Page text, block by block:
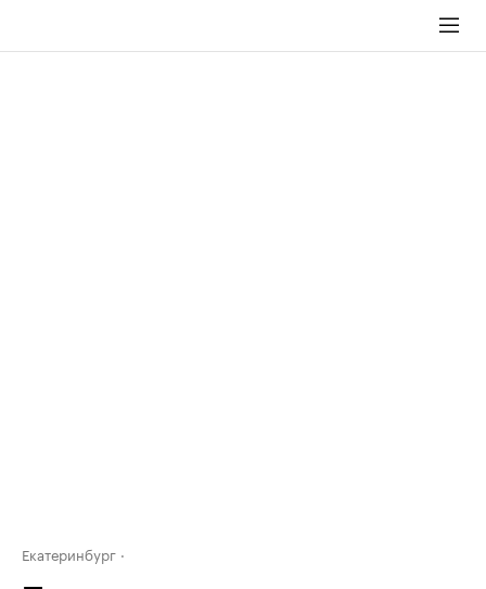
Екатеринбург